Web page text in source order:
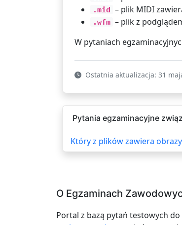
.mid – plik MIDI
.wfm – plik z
W pytaniach
Ostatnia aktualizacja: 31
Pytania egzaminacyjne
Który z plików zawiera
O Egzaminach
Portal z bazą pytań testowych